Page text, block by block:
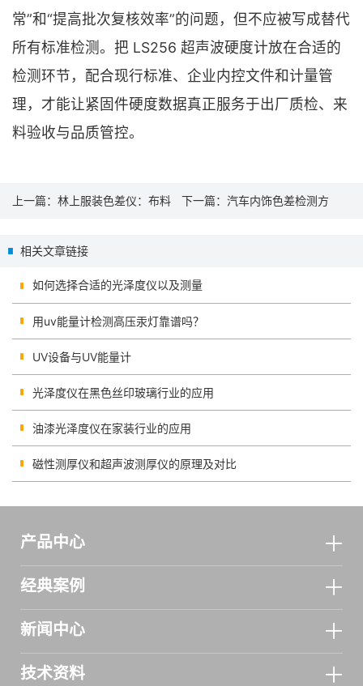
常”和“提高批次复核效率”的问题，但不应被写成替代
所有标准检测。把 LS256 超声波硬度计放在合适的
检测环节，配合现行标准、企业内控文件和计量管
理，才能让紧固件硬度数据真正服务于出厂质检、来
料验收与品质管控。
上一篇： 林上服装色差仪：布料 下一篇： 汽车内饰色差检测方
相关文章链接
如何选择合适的光泽度仪以及测量
用uv能量计检测高压汞灯靠谱吗？
UV设备与UV能量计
光泽度仪在黑色丝印玻璃行业的应用
油漆光泽度仪在家装行业的应用
磁性测厚仪和超声波测厚仪的原理及对比
产品中心
经典案例
新闻中心
技术资料